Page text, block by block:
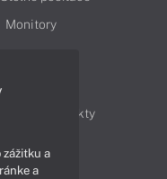
Monitory
Produkty
zážitku a
a